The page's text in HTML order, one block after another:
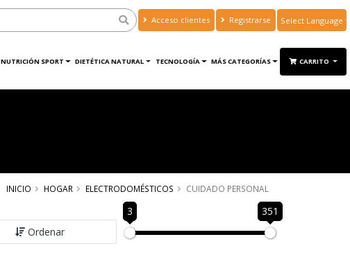
Acceso clientes Registrarse
Translate
NUTRICIÓN SPORT DIETÉTICA NATURAL TECNOLOGÍA MÁS CATEGORÍAS CARRITO
INICIO HOGAR ELECTRODOMÉSTICOS CUIDADO PERSONAL
Ordenar
3 351